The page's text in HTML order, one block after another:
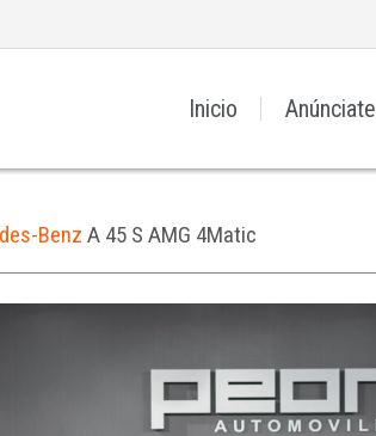
Inicio Anúnciate
Benz A 45 S AMG 4Matic